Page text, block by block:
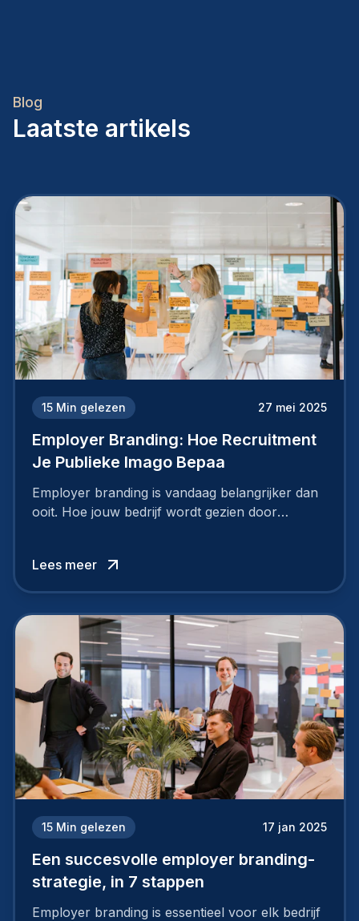
Blog
Laatste artikels
15 Min gelezen 27 mei 2025
Employer Branding: Hoe Recruitment
Je Publieke Imago Bepaa
Employer branding is vandaag belangrijker dan
ooit. Hoe jouw bedrijf wordt gezien door
Lees meer
15 Min gelezen 17 jan 2025
Een succesvolle employer branding-
strategie, in 7 stappen
Employer branding is essentieel voor elk bedrijf